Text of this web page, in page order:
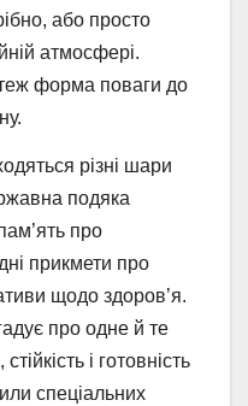
або просто
атмосфері.
форма поваги до
різні шари
подяка
про
прикмети про
щодо здоров’я.
про одне й те
і готовність
спеціальних